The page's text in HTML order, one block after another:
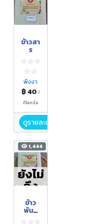
ข้าวสา
ร
พังงา
฿ 40 /
กิโลกรัม
ดูรายละเอียด
1,444
ยังไม่
ถึง
ฤดูกา
ล
ข้าว
พันธ์